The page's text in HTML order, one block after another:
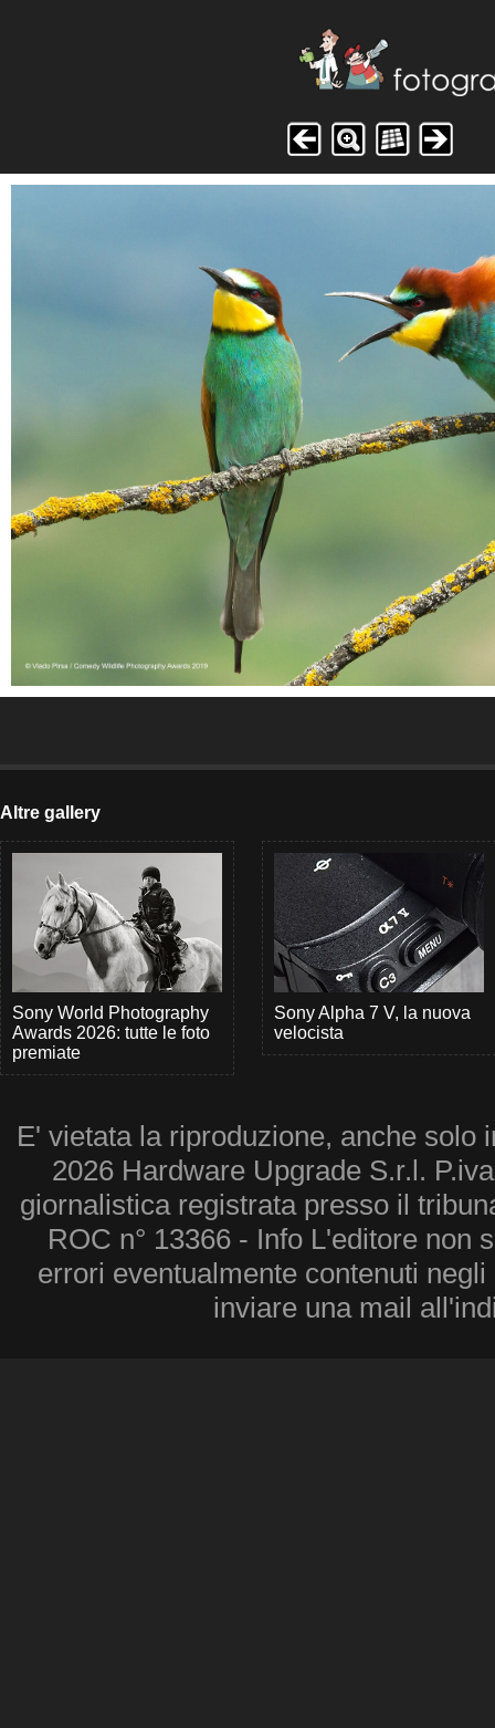
Altre gallery
Sony World Photography
Awards 2026: tutte le foto
premiate
Sony Alpha 7 V, la nuova
velocista
E' vietata la riproduzione, anche solo
2026 Hardware Upgrade S.r.l.
giornalistica registrata presso il
ROC n° 13366 - Info L'editore non
errori eventualmente contenuti
inviare una mail